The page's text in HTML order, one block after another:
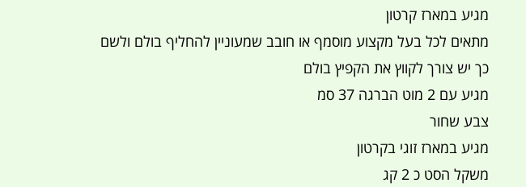
מגיע במארז קרטון
מתאים לכל בעל מקצוע מוסמף או חובב שמעוניין להחליף בולם ולשם
כך יש צורך לקווץ את הקפיץ בולם
מגיע עם 2 מוט הברגה 37 סמ
צבע שחור
מגיע במארז זוגי בקרטון
משקל הסט כ 2 קג